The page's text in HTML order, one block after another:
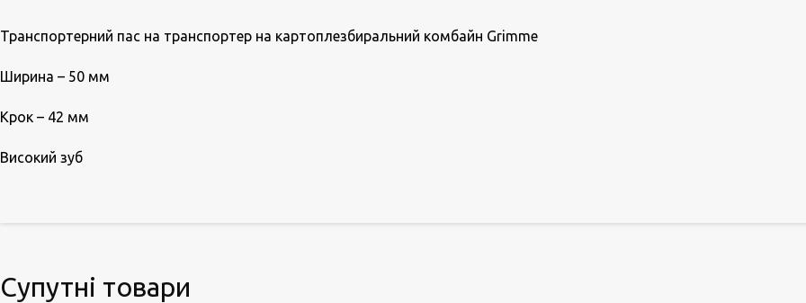
Транспортерний пас на транспортер на картоплезбиральний комбайн Grimme
Ширина – 50 мм
Крок – 42 мм
Високий зуб
Супутні товари